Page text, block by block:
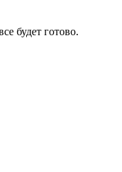
будет готово.